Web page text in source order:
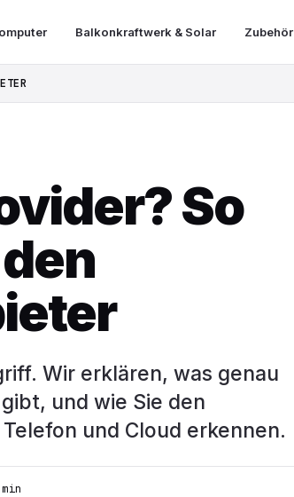
Balkonkraftwerk & Solar Zubehör
So
Wir erklären, was genau
und wie Sie den
und Cloud erkennen.